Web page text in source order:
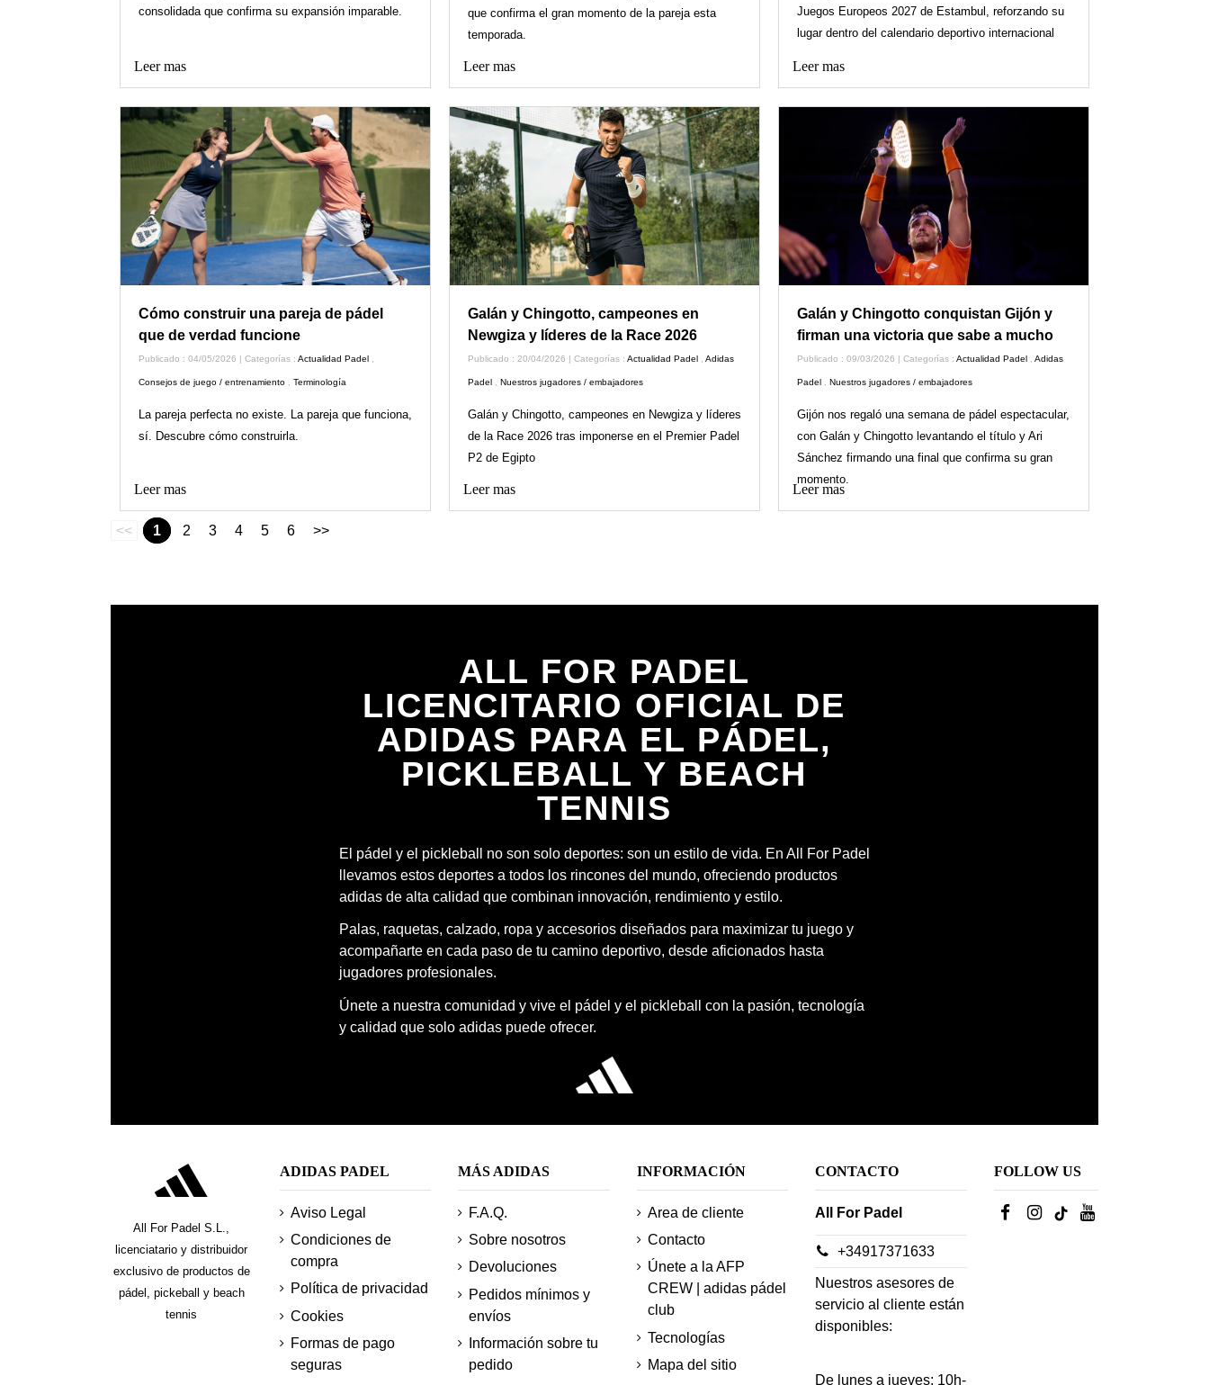
consolidada que confirma su expansión imparable.
Leer mas
que confirma el gran momento de la pareja esta
temporada.
Leer mas
Juegos Europeos 2027 de Estambul, reforzando su
lugar dentro del calendario deportivo internacional
Leer mas
Cómo construir una pareja de pádel
que de verdad funcione
Publicado : 04/05/2026 | Categorías : Actualidad Padel,
Consejos de juego / entrenamiento, Terminología
La pareja perfecta no existe. La pareja que funciona,
sí. Descubre cómo construirla.
Leer mas
Galán y Chingotto, campeones en
Newgiza y líderes de la Race 2026
Publicado : 20/04/2026 | Categorías : Actualidad Padel, Adidas
Padel, Nuestros jugadores / embajadores
Galán y Chingotto, campeones en Newgiza y líderes
de la Race 2026 tras imponerse en el Premier Padel
P2 de Egipto
Leer mas
Galán y Chingotto conquistan Gijón y
firman una victoria que sabe a mucho
Publicado : 09/03/2026 | Categorías :Actualidad Padel ,Adidas
Padel ,Nuestros jugadores / embajadores
Gijón nos regaló una semana de pádel espectacular,
con Galán y Chingotto levantando el título y Ari
Sánchez firmando una final que confirma su gran
momento.
Leer mas
<< 1 2 3 4 5 6 >>
ALL FOR PADEL
LICENCITARIO OFICIAL DE
ADIDAS PARA EL PÁDEL,
PICKLEBALL Y BEACH
TENNIS
El pádel y el pickleball no son solo deportes: son un estilo de vida. En All For Padel
llevamos estos deportes a todos los rincones del mundo, ofreciendo productos
adidas de alta calidad que combinan innovación, rendimiento y estilo.
Palas, raquetas, calzado, ropa y accesorios diseñados para maximizar tu juego y
acompañarte en cada paso de tu camino deportivo, desde aficionados hasta
jugadores profesionales.
Únete a nuestra comunidad y vive el pádel y el pickleball con la pasión, tecnología
y calidad que solo adidas puede ofrecer.
All For Padel S.L.,
licenciatario y distribuidor
exclusivo de productos de
pádel, pickeball y beach
tennis
ADIDAS PADEL
Aviso Legal
Condiciones de
compra
Política de privacidad
Cookies
Formas de pago
seguras
MÁS ADIDAS
F.A.Q.
Sobre nosotros
Devoluciones
Pedidos mínimos y
envíos
Información sobre tu
pedido
INFORMACIÓN
Area de cliente
Contacto
Únete a la AFP
CREW | adidas pádel
club
Tecnologías
Mapa del sitio
CONTACTO
All For Padel
+34917371633
Nuestros asesores de
servicio al cliente están
disponibles:
De lunes a jueves: 10h-
FOLLOW US